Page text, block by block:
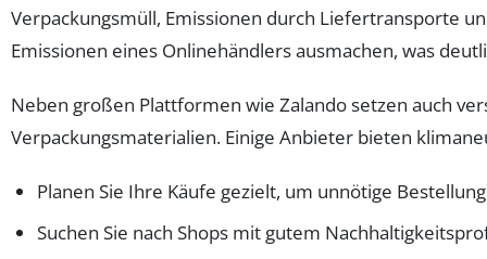
Verpackungsmüll, Emissionen durch Liefertransporte
Emissionen eines Onlinehändlers ausmachen, was
Neben großen Plattformen wie Zalando setzen auch
Verpackungsmaterialien. Einige Anbieter bieten
Planen Sie Ihre Käufe gezielt, um unnötige
Suchen Sie nach Shops mit gutem